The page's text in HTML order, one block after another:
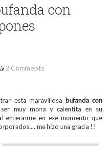
con
2 Comments
esta maravillosa bufanda con
muy mona y calentita en su
enterarme en ese momento que
me hizo una gracia !!